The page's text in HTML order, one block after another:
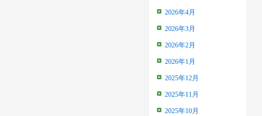
2026年4月
2026年3月
2026年2月
2026年1月
2025年12月
2025年11月
2025年10月